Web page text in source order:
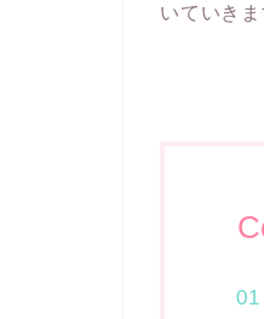
いていきま